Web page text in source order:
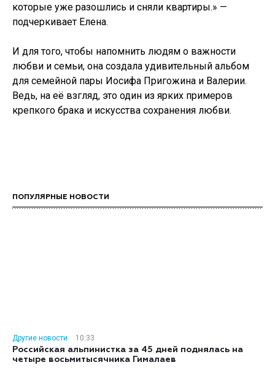
которые уже разошлись и сняли квартиры.» —
подчеркивает Елена.
И для того, чтобы напомнить людям о важности
любви и семьи, она создала удивительный альбом
для семейной пары Иосифа Пригожина и Валерии.
Ведь, на её взгляд, это один из ярких примеров
крепкого брака и искусства сохранения любви.
ПОПУЛЯРНЫЕ НОВОСТИ
Другие новости
10:33
Российская альпинистка за 45 дней поднялась на
четыре восьмитысячника Гималаев